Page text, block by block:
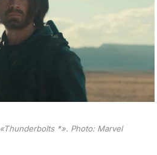
*». Photo: Marvel